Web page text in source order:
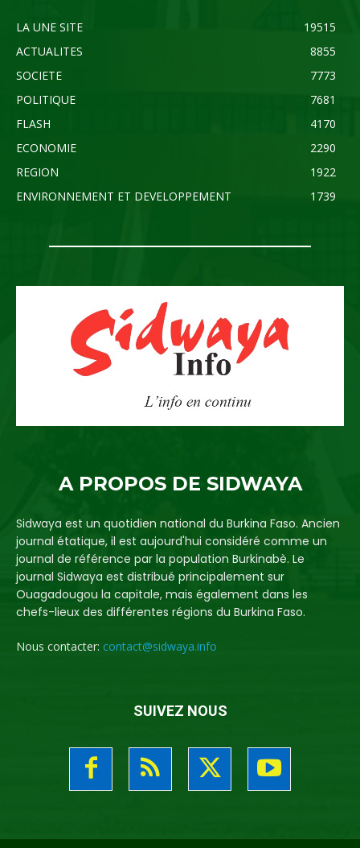
LA UNE SITE
19515
ACTUALITES
8855
SOCIETE
7773
POLITIQUE
7681
FLASH
4170
ECONOMIE
2290
REGION
1922
ENVIRONNEMENT ET DEVELOPPEMENT
1739
A PROPOS DE SIDWAYA
Sidwaya est un quotidien national du Burkina Faso. Ancien
journal étatique, il est aujourd'hui considéré comme un
journal de référence par la population Burkinabè. Le
journal Sidwaya est distribué principalement sur
Ouagadougou la capitale, mais également dans les
chefs-lieux des différentes régions du Burkina Faso.
Nous contacter: contact@sidwaya.info
SUIVEZ NOUS